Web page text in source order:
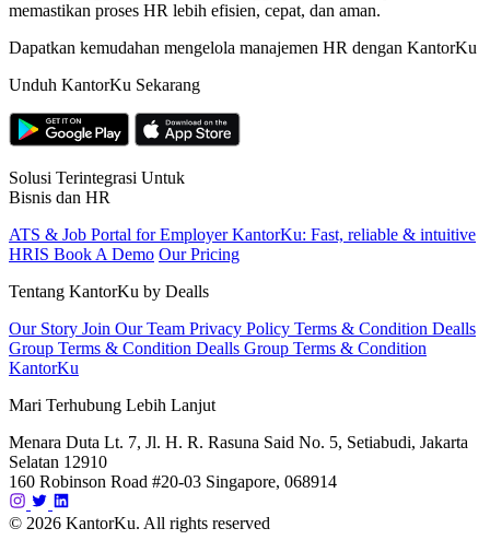
memastikan proses HR lebih efisien, cepat, dan aman.
Dapatkan kemudahan mengelola manajemen HR dengan KantorKu
Unduh KantorKu Sekarang
Solusi Terintegrasi Untuk
Bisnis dan HR
ATS & Job Portal for EmployerKantorKu: Fast, reliable & intuitive
HRIS Book A Demo Our Pricing
Tentang KantorKu by Dealls
Our Story Join Our Team Privacy Policy Terms & Condition Dealls
Group Terms & Condition Dealls Group Terms & Condition
KantorKu
Mari Terhubung Lebih Lanjut
Menara Duta Lt. 7, Jl. H. R. Rasuna Said No. 5, Setiabudi, Jakarta
Selatan 12910
160 Robinson Road #20-03 Singapore, 068914
© 2026 KantorKu. All rights reserved